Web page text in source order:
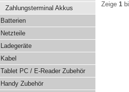
Zahlungsterminal Akkus
Batterien
Netzteile
Ladegeräte
Kabel
Tablet PC / E-Reader Zubehör
Handy Zubehör
Zeige 1